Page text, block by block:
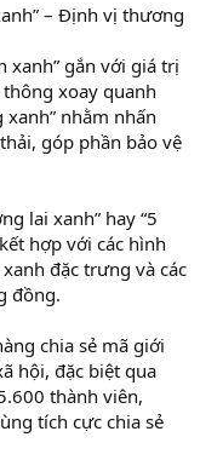
– Định vị thương
xanh” gắn với giá trị
xoay quanh
nhằm nhấn
góp phần bảo vệ
lai xanh” hay “5
hợp với các hình
đặc trưng và các
đồng.
chia sẻ mã giới
hội, đặc biệt qua
thành viên,
tích cực chia sẻ